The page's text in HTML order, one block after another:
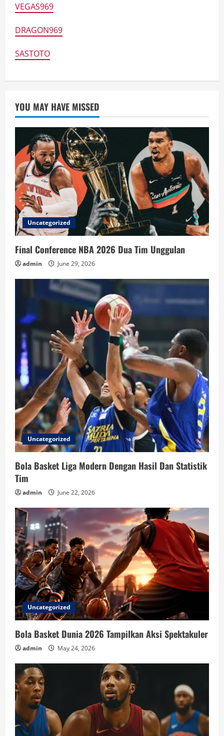
VEGAS969
DRAGON969
SASTOTO
YOU MAY HAVE MISSED
Uncategorized
Final Conference NBA 2026 Dua Tim Unggulan
admin June 29, 2026
Uncategorized
Bola Basket Liga Modern Dengan Hasil Dan Statistik
Tim
admin June 22, 2026
Uncategorized
Bola Basket Dunia 2026 Tampilkan Aksi Spektakuler
admin May 24, 2026